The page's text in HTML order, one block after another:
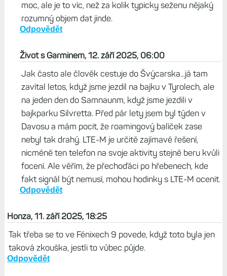
moc, ale je to víc, než za kolik typicky seženu nějaký
rozumný objem dat jinde.
Odpovědět
Život s Garminem, 12. září 2025, 06:00
Jak často ale člověk cestuje do Švýcarska...já tam
zavítal letos, když jsme jezdil na bajku v Tyrolech, ale
na jeden den do Samnaunm, když jsme jezdili v
bajkparku Silvretta. Před pár lety jsem byl týden v
Davosu a mám pocit, že roamingový balíček zase
nebyl tak drahý. LTE-M je určitě zajímavé řešení,
nicméně ten telefon na svoje aktivity stejně beru kvůli
focení. Ale věřím, že přechoďáci po hřebenech, kde
fakt signál být nemusí, mohou hodinky s LTE-M ocenit.
Odpovědět
Honza, 11. září 2025, 18:25
Tak třeba se to ve Fénixech 9 povede, když toto byla jen
taková zkouška, jestli to vůbec půjde.
Odpovědět